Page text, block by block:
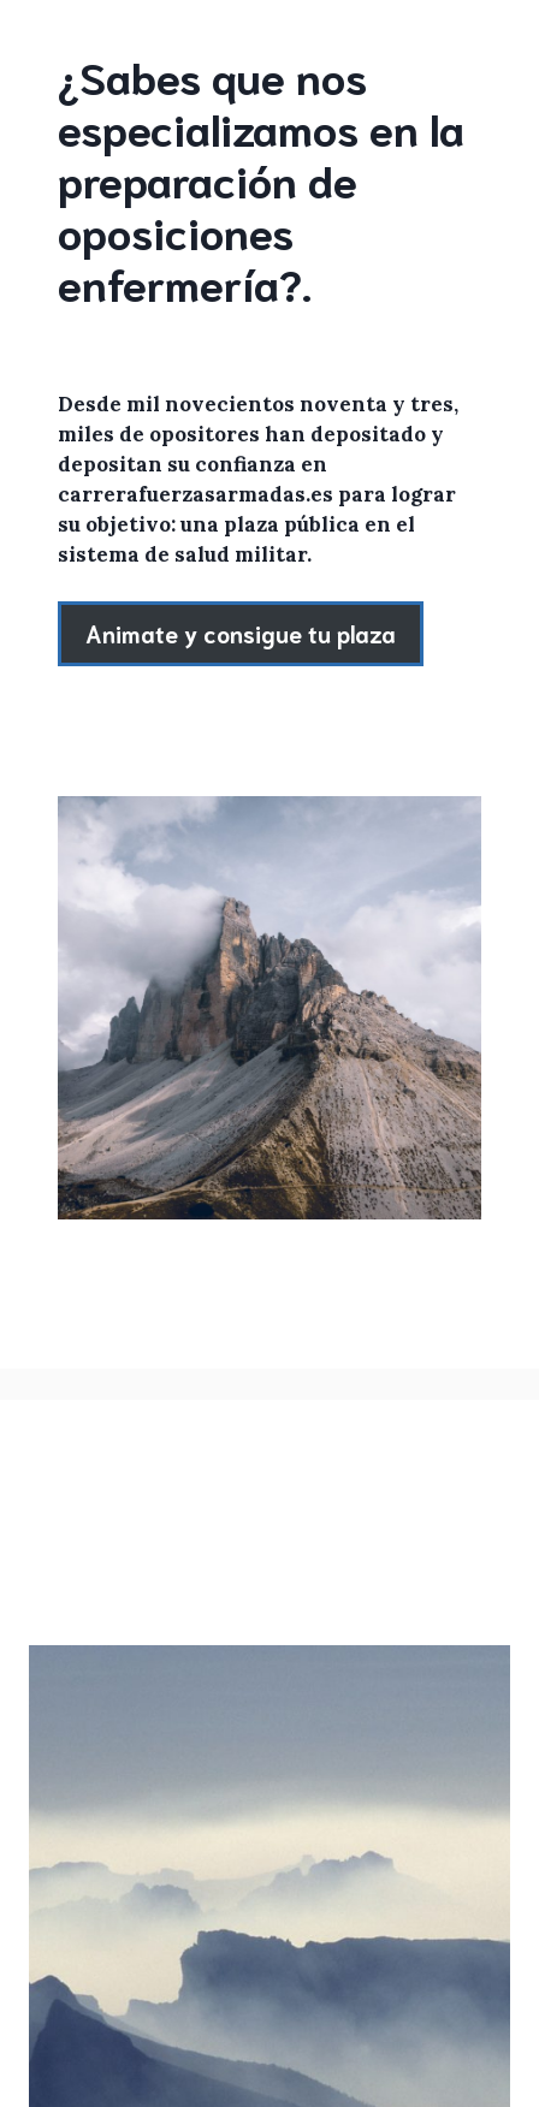
¿Sabes que nos
especializamos en la
preparación de
oposiciones
enfermería?.
Desde mil novecientos noventa y tres,
miles de opositores han depositado y
depositan su confianza en
carrerafuerzasarmadas.es para lograr
su objetivo: una plaza pública en el
sistema de salud militar.
Animate y consigue tu plaza